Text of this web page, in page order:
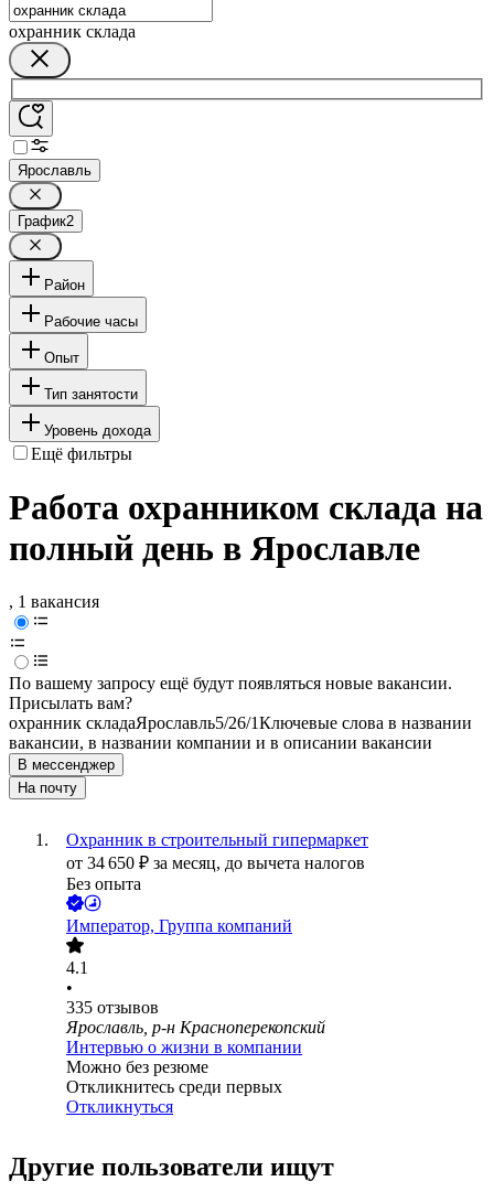
охранник склада
Ярославль
График2
Район
Рабочие часы
Опыт
Тип занятости
Уровень дохода
Ещё фильтры
Работа охранником склада на
полный день в Ярославле
, 1 вакансия
По вашему запросу ещё будут появляться новые вакансии.
Присылать вам?
охранник складаЯрославль5/26/1Ключевые слова в названии
вакансии, в названии компании и в описании вакансии
В мессенджер
На почту
Охранник в строительный гипермаркет
от 34 650 ₽ за месяц, до вычета налогов
Без опыта
Император, Группа компаний
4.1
•
335 отзывов
Ярославль, р-н Красноперекопский
Интервью о жизни в компании
Можно без резюме
Откликнитесь среди первых
Откликнуться
Другие пользователи ищут